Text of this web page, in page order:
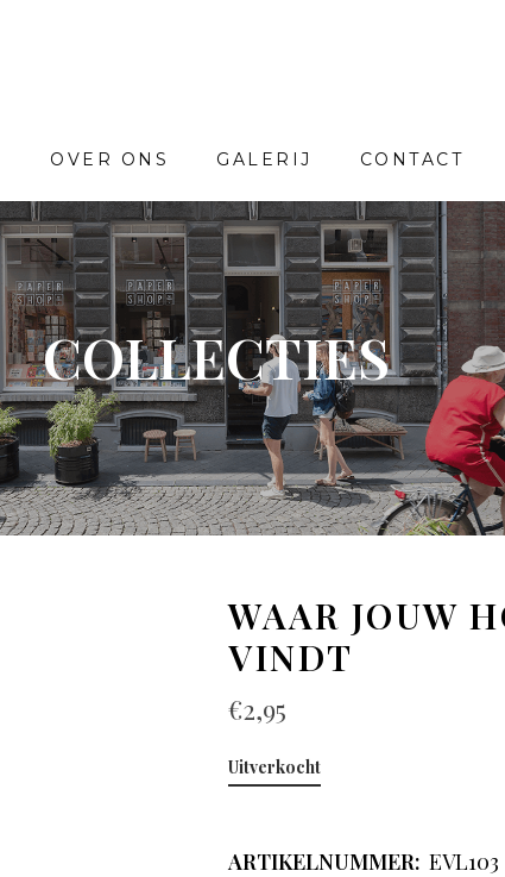
OVER ONS GALERIJ CONTACT
COLLECTIES
WAAR JOUW
VINDT
€2,95
Uitverkocht
ARTIKELNUMMER: EVL103